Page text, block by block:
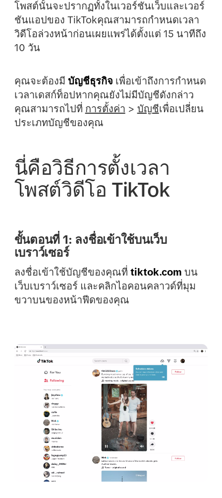
โพสต์นั้นจะปรากฏทั้งในเวอร์ชันเว็บและเวอร์
ชันแอปของ TikTokคุณสามารถกำหนดเวลา
วิดีโอล่วงหน้าก่อนเผยแพร่ได้ตั้งแต่ 15 นาทีถึง
10 วัน
คุณจะต้องมี บัญชีธุรกิจ เพื่อเข้าถึงการกำหนด
เวลาเดสก์ท็อปหากคุณยังไม่มีบัญชีดังกล่าว
คุณสามารถไปที่ การตั้งค่า > บัญชีเพื่อเปลี่ยน
ประเภทบัญชีของคุณ
นี่คือวิธีการตั้งเวลา
โพสต์วิดีโอ TikTok
ขั้นตอนที่ 1: ลงชื่อเข้าใช้บนเว็บ
เบราว์เซอร์
ลงชื่อเข้าใช้บัญชีของคุณที่ tiktok.com บน
เว็บเบราว์เซอร์ และคลิกไอคอนคลาวด์ที่มุม
ขวาบนของหน้าฟีดของคุณ